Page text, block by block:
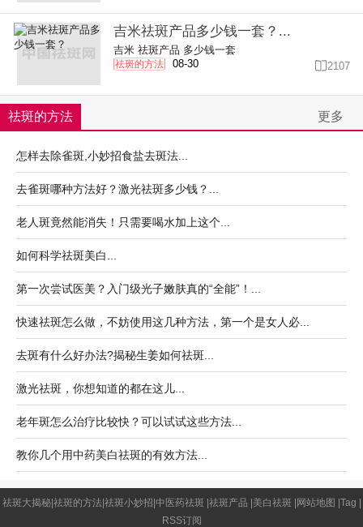
吉米祛斑产品多少钱一套？...
吉米 祛斑产品 多少钱一套
祛斑的方法 08-30  2107
祛斑的方法 更多
怎样去除雀斑,小妙招食盐去斑法...
去雀斑哪种方法好？激光祛斑多少钱？...
老人斑竟然能消失！只需要喝水加上这个...
如何科学祛斑美白...
第一次尝试医美？入门级光子嫩肤真的“全能”！...
快速祛斑怎么做，不妨使用这几种方法，第一个是女人必...
去斑有什么好办法?揭秘生姜如何祛斑...
激光祛斑，你想知道的都在这儿...
老年斑怎么治疗比较快？可以试试这些方法...
教你几个用中药美白祛斑的有效方法...
祛斑大揭秘| 祛斑的方法 祛斑小妙招 中医药祛斑 祛斑产品 美白祛斑 网站地图 Tag
RSS订阅